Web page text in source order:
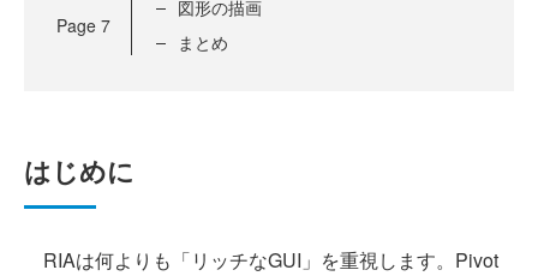
Page 7
図形の描画
まとめ
はじめに
RIAは何よりも「リッチなGUI」を重視します。Pivot